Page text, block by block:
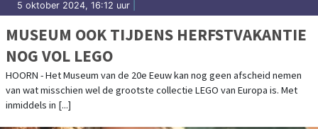
5 oktober 2024, 16:12 uur
MUSEUM OOK TIJDENS HERFSTVAKANTIE
NOG VOL LEGO
HOORN - Het Museum van de 20e Eeuw kan nog geen afscheid nemen
van wat misschien wel de grootste collectie LEGO van Europa is. Met
inmiddels in [...]